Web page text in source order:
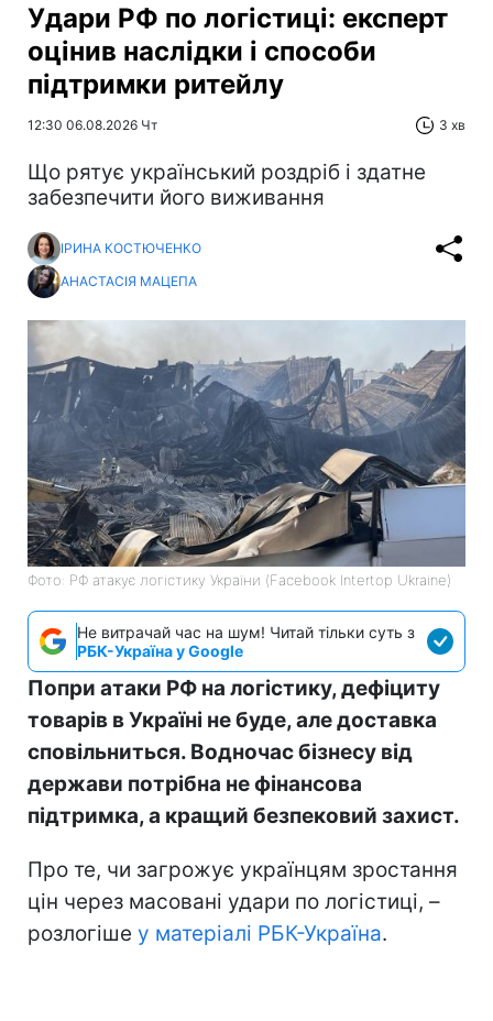
Удари РФ по логістиці: експерт
оцінив наслідки і способи
підтримки ритейлу
12:30 06.08.2026 Чт 3 хв
Що рятує український роздріб і здатне
забезпечити його виживання
ІРИНА КОСТЮЧЕНКО
АНАСТАСІЯ МАЦЕПА
Фото: РФ атакує логістику України (Facebook Intertop Ukraine)
Не витрачай час на шум! Читай тільки суть з
РБК-Україна у Google
Попри атаки РФ на логістику, дефіциту
товарів в Україні не буде, але доставка
сповільниться. Водночас бізнесу від
держави потрібна не фінансова
підтримка, а кращий безпековий захист.
Про те, чи загрожує українцям зростання
цін через масовані удари по логістиці, –
розлогіше у матеріалі РБК-Україна.